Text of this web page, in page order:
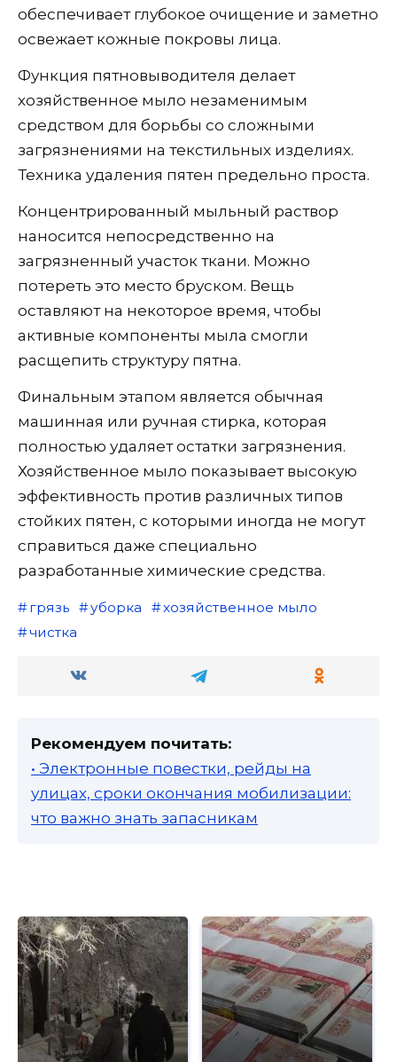
обеспечивает глубокое очищение и заметно
освежает кожные покровы лица.
Функция пятновыводителя делает
хозяйственное мыло незаменимым
средством для борьбы со сложными
загрязнениями на текстильных изделиях.
Техника удаления пятен предельно проста.
Концентрированный мыльный раствор
наносится непосредственно на
загрязненный участок ткани. Можно
потереть это место бруском. Вещь
оставляют на некоторое время, чтобы
активные компоненты мыла смогли
расщепить структуру пятна.
Финальным этапом является обычная
машинная или ручная стирка, которая
полностью удаляет остатки загрязнения.
Хозяйственное мыло показывает высокую
эффективность против различных типов
стойких пятен, с которыми иногда не могут
справиться даже специально
разработанные химические средства.
грязь уборка
хозяйственное мыло
чистка
Рекомендуем почитать:
• Электронные повестки, рейды на
улицах, сроки окончания мобилизации:
что важно знать запасникам